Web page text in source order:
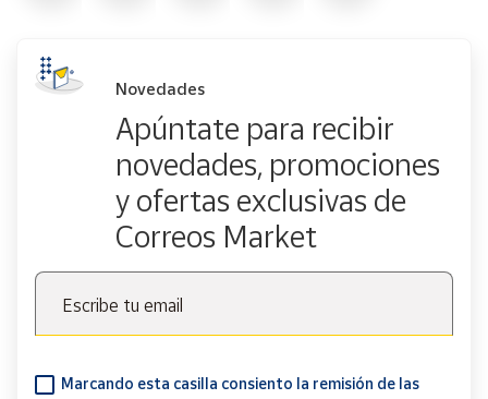
Novedades
Apúntate para recibir
novedades, promociones
y ofertas exclusivas de
Correos Market
Escribe tu email
Marcando esta casilla consiento la remisión de las